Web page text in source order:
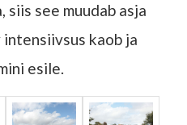
see muudab asja
kaob ja
esile.